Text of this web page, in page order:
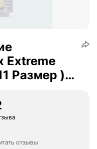
Extreme
Размер ),
отзывы